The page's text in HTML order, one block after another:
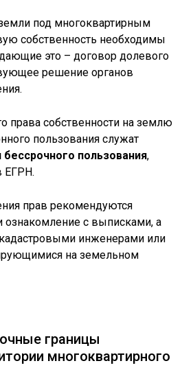
под многоквартирным
собственность необходимы
это – договор долевого
решение органов
права собственности на землю
пользования служат
пользования,
ЕГРН.
прав рекомендуются
ознакомление с выписками, а
инженерами или
на земельном
границы
многоквартирного